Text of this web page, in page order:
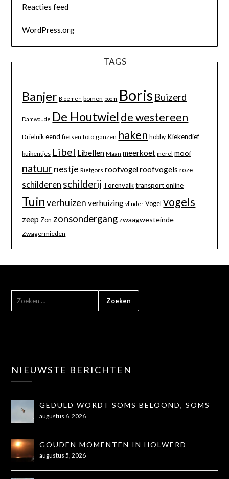
Reacties feed
WordPress.org
TAGS
Banjer Bloemen bomen boom Boris Buizerd
Damwoude De Houtwielde westereen
Drieluik eend fietsen foto ganzen haken hobby Kiekendief
kuikentjes Libel Libellen Maan meerkoet merel mooi
natuurnestje Rietgors roofvogel roofvogels roze
schilderen schilderij Torenvalk transport online
Tuin verhuizen verhuizing vlinder Vogel vogels
zeep Zon zonsondergang zwaagwesteinde
Zwagermieden
NIEUWSTE BERICHTEN
GEDULD WORDT SOMS BELOOND, SOMS
OOK NIET...
augustus 6, 2026
GOUDEN MOMENTEN IN HOLWERD
augustus 5, 2026